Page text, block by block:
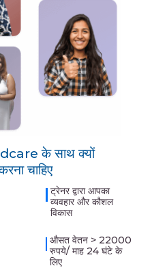
के साथ क्यों
चाहिए
ट्रेनर द्वारा आपका
व्यवहार और कौशल
विकास
औसत वेतन > 22000
रुपये/ माह 24 घंटे के
लिए